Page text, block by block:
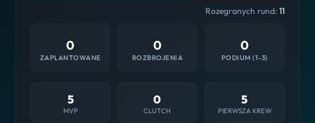
Rozegranych rund: 11
0
ZAPLANTOWANE
0
ROZBROJENIA
0
PODIUM (1-3)
5
MVP
0
CLUTCH
5
PIERWSZA KREW